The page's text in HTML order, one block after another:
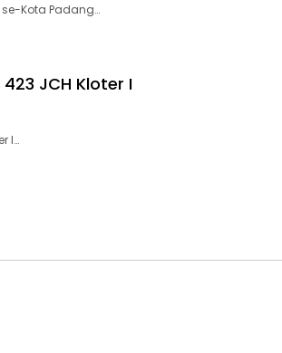
se-Kota Padang…
JCH Kloter I
I…